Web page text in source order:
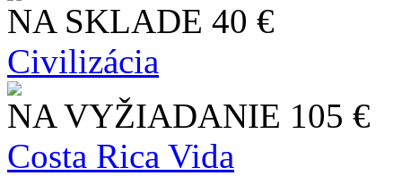
NA SKLADE 40 €
Civilizácia
NA VYŽIADANIE 105 €
Costa Rica Vida